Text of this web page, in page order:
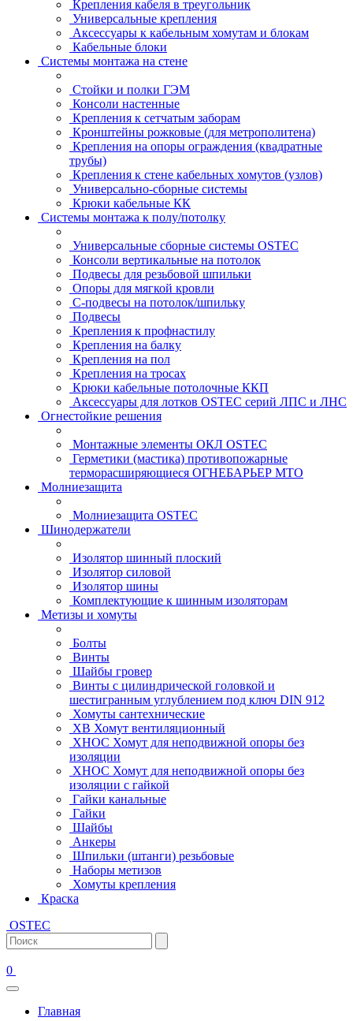
Крепления кабеля в треугольник
Универсальные крепления
Аксессуары к кабельным хомутам и блокам
Кабельные блоки
Системы монтажа на стене
Стойки и полки ГЭМ
Консоли настенные
Крепления к сетчатым заборам
Кронштейны рожковые (для метрополитена)
Крепления на опоры ограждения (квадратные
трубы)
Крепления к стене кабельных хомутов (узлов)
Универсально-сборные системы
Крюки кабельные КК
Системы монтажа к полу/потолку
Универсальные сборные системы OSTEC
Консоли вертикальные на потолок
Подвесы для резьбовой шпильки
Опоры для мягкой кровли
С-подвесы на потолок/шпильку
Подвесы
Крепления к профнастилу
Крепления на балку
Крепления на пол
Крепления на тросах
Крюки кабельные потолочные ККП
Аксессуары для лотков OSTEC серий ЛПС и ЛНС
Огнестойкие решения
Монтажные элементы ОКЛ OSTEC
Герметики (мастика) противопожарные
терморасширяющиеся ОГНЕБАРЬЕР МТО
Молниезащита
Молниезащита OSTEC
Шинодержатели
Изолятор шинный плоский
Изолятор силовой
Изолятор шины
Комплектующие к шинным изоляторам
Метизы и хомуты
Болты
Винты
Шайбы гровер
Винты с цилиндрической головкой и
шестигранным углублением под ключ DIN 912
Хомуты сантехнические
ХВ Хомут вентиляционный
ХНОС Хомут для неподвижной опоры без
изоляции
ХНОС Хомут для неподвижной опоры без
изоляции с гайкой
Гайки канальные
Гайки
Шайбы
Анкеры
Шпильки (штанги) резьбовые
Наборы метизов
Хомуты крепления
Краска
OSTEC
0
Главная